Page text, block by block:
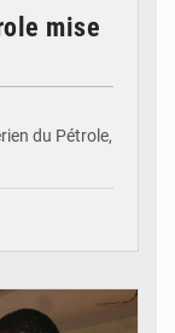
mise
du Pétrole,